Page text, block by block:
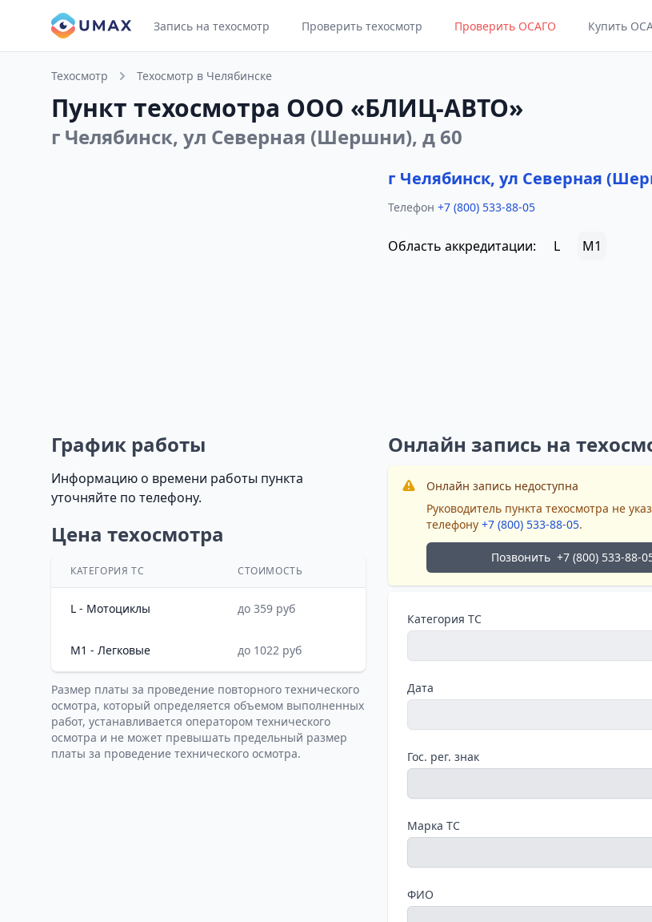
Запись на техосмотр Проверить техосмотр Проверить ОСАГО Купить
Техосмотр Техосмотр в Челябинске
Пункт техосмотра ООО «БЛИЦ-АВТО»
г Челябинск, ул Северная (Шершни), д 60
г Челябинск, ул Северная
Телефон +7 (800) 533-88-05
Область аккредитации: L M1
График работы
Информацию о времени работы пункта
уточняйте по телефону.
Цена техосмотра
КАТЕГОРИЯ ТС СТОИМОСТЬ
L - Мотоциклы до 359 руб
M1 - Легковые до 1022 руб
Размер платы за проведение повторного технического
осмотра, который определяется объемом выполненных
работ, устанавливается оператором технического
осмотра и не может превышать предельный размер
платы за проведение технического осмотра.
Онлайн запись на
Онлайн запись недоступна
Руководитель пункта техосмотра не
телефону+7 (800) 533-88-05.
Позвонить +7 (800) 533-88-
Категория ТС
Дата
Гос. рег. знак
Марка ТС
ФИО